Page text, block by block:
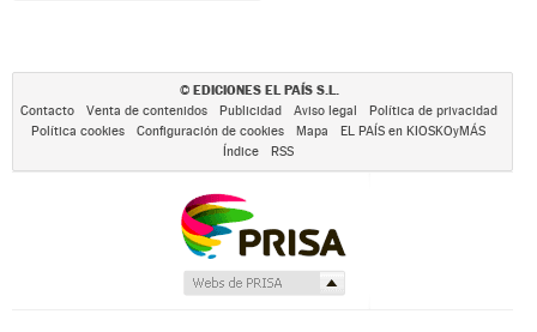
© EDICIONES EL PAÍS S.L.
Contacto Venta de contenidos Publicidad Aviso legal
Política de privacidad
Política cookies
Configuración de cookies Mapa
EL PAÍS en KIOSKOyMÁS
Índice
RSS